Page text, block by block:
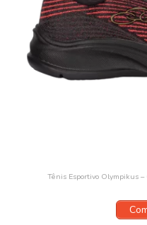
Tênis Esportivo Olympikus –